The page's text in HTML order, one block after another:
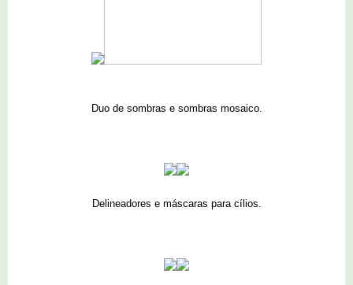
Duo de sombras e sombras mosaico.
Delineadores e máscaras para cílios.